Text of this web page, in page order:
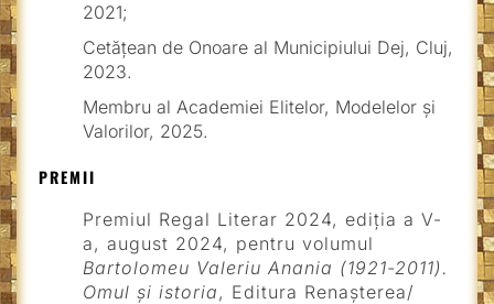
2021;
Cetățean de Onoare al Municipiului Dej, Cluj,
2023.
Membru al Academiei Elitelor, Modelelor și
Valorilor, 2025.
PREMII
Premiul Regal Literar 2024, ediția a V-
a, august 2024, pentru volumul
Bartolomeu Valeriu Anania (1921-2011).
Omul și istoria, Editura Renașterea/